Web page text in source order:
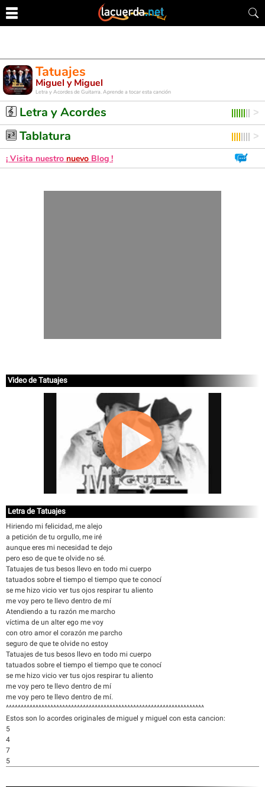
Tatuajes
Miguel y Miguel
Letra y Acordes de Guitarra. Aprende a tocar esta canción
Letra y Acordes
Tablatura
¡ Visita nuestro nuevo Blog !
Video de Tatuajes
Letra de Tatuajes
Hiriendo mi felicidad, me alejo
a petición de tu orgullo, me iré
aunque eres mi necesidad te dejo
pero eso de que te olvide no sé.
Tatuajes de tus besos llevo en todo mi cuerpo
tatuados sobre el tiempo el tiempo que te conocí
se me hizo vicio ver tus ojos respirar tu aliento
me voy pero te llevo dentro de mí
Atendiendo a tu razón me marcho
víctima de un alter ego me voy
con otro amor el corazón me parcho
seguro de que te olvide no estoy
Tatuajes de tus besos llevo en todo mi cuerpo
tatuados sobre el tiempo el tiempo que te conocí
se me hizo vicio ver tus ojos respirar tu aliento
me voy pero te llevo dentro de mí
me voy pero te llevo dentro de mí.
^^^^^^^^^^^^^^^^^^^^^^^^^^^^^^^^^^^^^^^^^^^^^^^^^^^^^^^^^^^^^^^^^^^
Estos son lo acordes originales de miguel y miguel con esta cancion:
5
4
7
5